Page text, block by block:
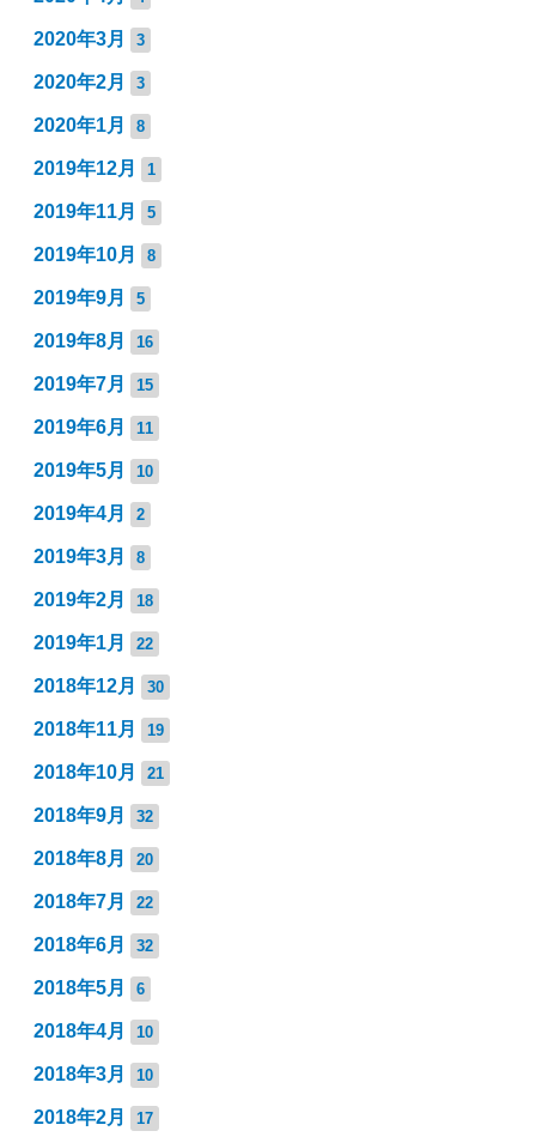
2020年3月 3
2020年2月 3
2020年1月 8
2019年12月 1
2019年11月 5
2019年10月 8
2019年9月 5
2019年8月 16
2019年7月 15
2019年6月 11
2019年5月 10
2019年4月 2
2019年3月 8
2019年2月 18
2019年1月 22
2018年12月 30
2018年11月 19
2018年10月 21
2018年9月 32
2018年8月 20
2018年7月 22
2018年6月 32
2018年5月 6
2018年4月 10
2018年3月 10
2018年2月 17